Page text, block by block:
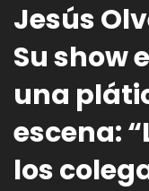
Jesús
Su show
una
escena:
los